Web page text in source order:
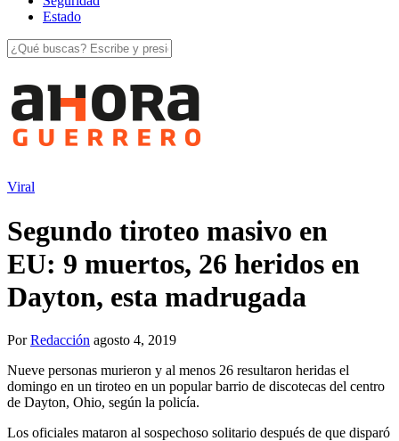
Estado
Viral
Segundo tiroteo masivo en
EU: 9 muertos, 26 heridos en
Dayton, esta madrugada
PorRedacción agosto 4, 2019
Nueve personas murieron y al menos 26 resultaron heridas el
domingo en un tiroteo en un popular barrio de discotecas del centro
de Dayton, Ohio, según la policía.
Los oficiales mataron al sospechoso solitario después de que disparó